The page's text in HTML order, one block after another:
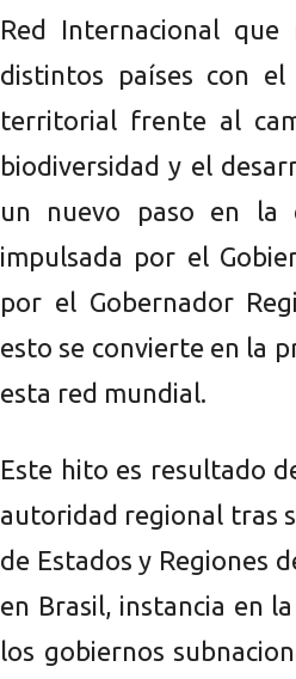
Red Internacional que
distintos países con
territorial frente al
biodiversidad y el
un nuevo paso en la
impulsada por el
por el Gobernador
esto se convierte en la
esta red mundial.
Este hito es resultado
autoridad regional tras
de Estados y Regiones
en Brasil, instancia en
los gobiernos